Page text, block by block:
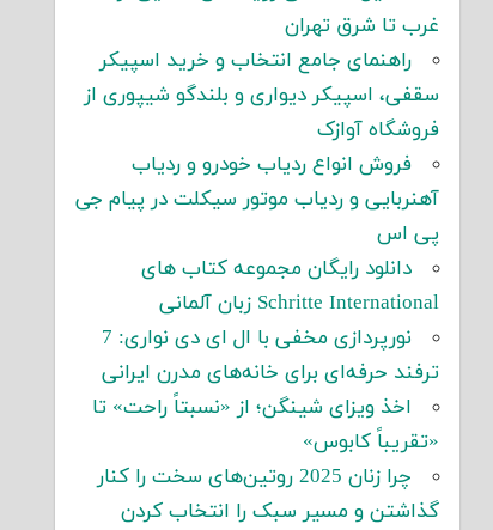
غرب تا شرق تهران
راهنمای جامع انتخاب و خرید اسپیکر
سقفی، اسپیکر دیواری و بلندگو شیپوری از
فروشگاه آوازک
فروش انواع ردیاب خودرو و ردیاب
آهنربایی و ردیاب موتور سیکلت در پیام جی
پی اس
دانلود رایگان مجموعه کتاب های
Schritte International زبان آلمانی
نورپردازی مخفی با ال ای دی نواری: 7
ترفند حرفه‌ای برای خانه‌های مدرن ایرانی
اخذ ویزای شینگن؛ از «نسبتاً راحت» تا
«تقریباً کابوس»
چرا زنان 2025 روتین‌های سخت را کنار
گذاشتن و مسیر سبک را انتخاب کردن